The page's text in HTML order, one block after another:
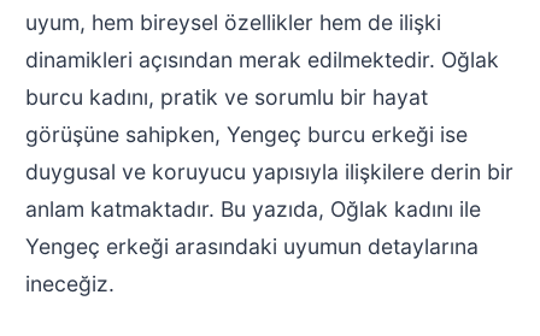
uyum, hem bireysel özellikler hem de ilişki
dinamikleri açısından merak edilmektedir. Oğlak
burcu kadını, pratik ve sorumlu bir hayat
görüşüne sahipken, Yengeç burcu erkeği ise
duygusal ve koruyucu yapısıyla ilişkilere derin bir
anlam katmaktadır. Bu yazıda, Oğlak kadını ile
Yengeç erkeği arasındaki uyumun detaylarına
ineceğiz.